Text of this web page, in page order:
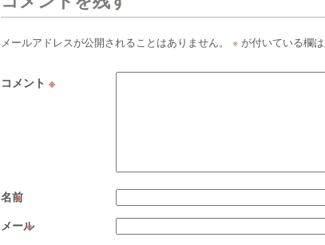
メールアドレスが公開されることはありません。 ※ が付いている欄
コメント ※
名前
※
メール
※